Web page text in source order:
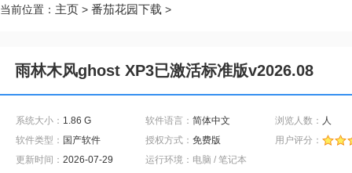
当前位置： 主页 > 番茄花园下载 >
雨林木风ghost XP3已激活标准版v2026.08
系统大小： 1.86 G 软件语言： 简体中文 浏览人数： 人
软件类型： 国产软件 授权方式： 免费版
用户评分：
更新时间： 2026-07-29 运行环境：电脑 / 笔记本